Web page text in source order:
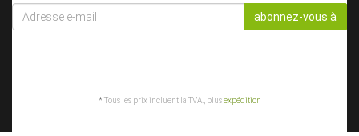
ADRESSE
MAIL abonnez-vous à
*Tous les prix incluent la TVA., plusexpédition